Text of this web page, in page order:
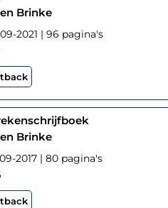
Brinke
2021 | 96 pagina's
Brinke
2017 | 80 pagina's